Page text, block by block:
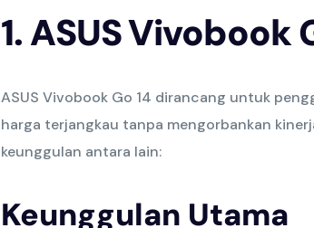
1. ASUS Vivobook
ASUS Vivobook Go 14 dirancang untuk
harga terjangkau tanpa mengorbankan
keunggulan antara lain:
Keunggulan Utama